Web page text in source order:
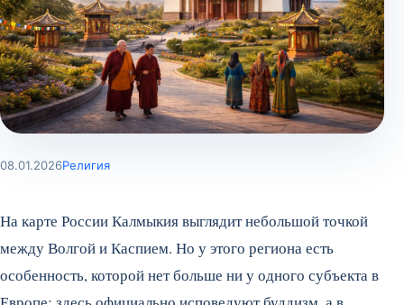
08.01.2026Религия
На карте России Калмыкия выглядит небольшой точкой
между Волгой и Каспием. Но у этого региона есть
особенность, которой нет больше ни у одного субъекта в